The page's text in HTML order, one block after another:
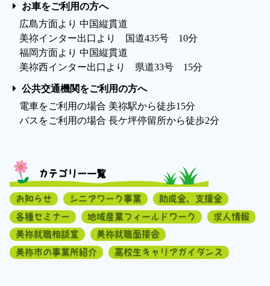
お車をご利用の方へ
広島方面より 中国縦貫道
美祢インター出口より 国道435号 10分
福岡方面より 中国縦貫道
美祢西インター出口より 県道33号 15分
公共交通機関をご利用の方へ
電車をご利用の場合 美祢駅から徒歩15分
バスをご利用の場合 長ケ坪停留所から徒歩2分
カテゴリー一覧
お知らせ シニアワーク事業
助成金、支援金
各種セミナー
地域産業フィールドワーク
求人情報
美祢就職相談室
美祢就職面接会
美祢市の事業所紹介
高校生キャリアガイダンス